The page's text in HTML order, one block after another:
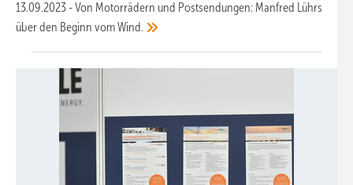
13.09.2023 -Von Motorrädern und Postsendungen: Manfred Lührs
über den Beginn vomWind.